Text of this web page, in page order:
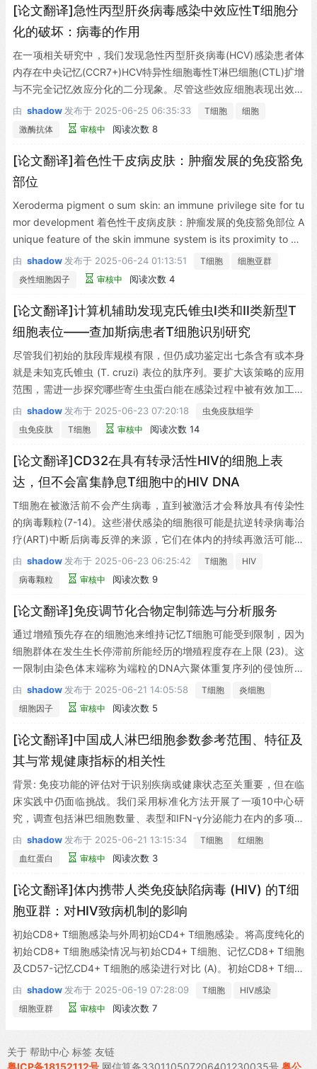
注意的是，雌性小鼠循环血脂水平低于雄性，这与动脉粥样硬化斑
块形成减少相关。这些系统性效应在脂肪细胞特异性Casr缺失后被
消除。
[论文翻译]急性丙型肝炎病毒感染中效应性T细胞分
化的破坏：病毒的作用
在一项相关研究中，我们发现急性丙型肝炎病毒(HCV)感染患者体
内存在中央记忆(CCR7+)HCV特异性细胞毒性T淋巴细胞(CTL)扩增
与不完全记忆效应分化的二分现象。尽管这些效应细胞表现出效应
记忆细胞(CCR7-；半效应细胞)的组织归巢表型，却无法立即执行
功能。然而由于它们在接触IL-2后能迅速分化为完全效应细胞，我
量
由 shadow 发布于 2025-06-25 06:35:33 T细胞
细胞
激酶抗体
审核中 阅读次数 8
[论文翻译]着色性干皮病皮肤：肿瘤发展的免疫豁免
部位
Xeroderma pigment o sum skin: an immune privilege site for tu
mor development 着色性干皮病皮肤：肿瘤发展的免疫豁免部位 A
unique feature of the skin immune system is its proximity to cel
ls continuously exposed to sun rays, as it is located in the inter
face between the body and ...
由 shadow 发布于 2025-06-24 01:13:51 T细胞
细胞亚群
炎性细胞因子
审核中 阅读次数 4
[论文翻译]计算机辅助发现克氏锥虫I类和II类新型T
细胞表位——查加斯病患者T细胞识别研究
尽管我们初始的肽段库规模有限，但仍成功鉴定出七条含有或本身
就是未知克氏锥虫 (T. cruzi) 表位的肽序列。要扩大该策略的应用
范围，需进一步探究哪些寄生虫蛋白能在感染过程中被有效加工并
呈递。此外，还需评估这些生成的肽段是否具有非典型长度和/或H
LA分子锚定特性 [正如其他原虫感染细胞中所证实的情况 (70) ]，
献。我们目前正在探索克氏锥虫免疫肽组学，以期基于更广泛的信
息筛选出可应用本研究的蛋白质靶点。作为概念验证，本研究证实
该开发流程能成功识别慢性感染患者T细胞所识别的克氏锥虫I类和I
I类表位。
由 shadow 发布于 2025-06-23 07:20:18
虫免疫肽组学
虫免疫肽
T细胞 审核中 阅读次数 14
[论文翻译]CD32在具有转录活性HIV的细胞上表
达，但不会富集静息T细胞中的HIV DNA
T细胞在被激活前不会产生病毒，直到被激活才会释放具有传染性
的病毒颗粒(7-14)。这些潜伏感染的细胞很可能是抗逆转录病毒治
疗(ART)中断后病毒反弹的来源，它们在体内的持续再激活可能导
致持续的免疫激活、炎症反应以及器官损伤——这些病理过程甚至
在抑制性ART治疗期间仍持续存在(15-23)。
由 shadow 发布于 2025-06-23 06:25:42 T细胞
HIV
病毒颗粒
审核中 阅读次数 9
[论文翻译]免疫调节化合物定制筛选与分析服务
通过增殖预先存在的细胞池来维持记忆T细胞可能受到限制，因为
细胞群体在发生生长停滞前所能经历的增殖程度存在上限 (23)。这
一限制由染色体末端称为端粒的DNA六聚体重复序列的侵蚀所决
定，这些端粒会随着每次复制周期而丢失 (23)。在缺乏补偿因素的
情况下，每轮增殖后端粒会缩短约50-100个碱基，直至达到临界
这会募集参与DNA修复的蛋白质复合物，通常称为DNA损伤应答
(DDR) (23, 25, 26)。如果细胞能够上调端粒酶活性（该酶可将端
粒重新添加到染色体末端），则可延缓端粒依赖性衰老的发生 (2
4)。当端粒或非端粒DNA通过不依赖端粒缩短的其他方式受损时
（端粒非依赖性衰老），也会发生细胞衰老 (23)。这包括活性氧、
电离辐射、染色质扰动以及p53和应激通路激活造成的损伤 (23)。
在大多数情况下，会诱导与端粒侵蚀触发的几乎相同的DDR，除非
DNA能被修复，否则细胞将经历生长停滞。衰老相关的DNA损伤灶
色复合物中的分子（如组蛋白γH2AX）来识别 (27)。当人类CD4+
T细胞从初始表型逐渐分化为效应记忆 (EM) 表型时，它们会丧失上
CD27−CD45RA+ (EMRA) T细胞的端粒长度和端粒酶活性此前尚
未被研究过。
由 shadow 发布于 2025-06-21 14:05:58 T细胞
炎细胞
细胞因子
审核中 阅读次数 5
[论文翻译]中国成人淋巴细胞参数参考范围、特征及
其与常规健康指标的相关性
背景: 免疫功能的评估对于识别疾病或健康状态至关重要，但在临
床实践中仍面临挑战。我们采用标准化方法开展了一项10中心研
究，调查包括淋巴细胞数量、表型和IFN-γ分泌能力在内的多项参
数，以及常规实验室指标。
由 shadow 发布于 2025-06-21 13:15:34 T细胞
红细胞
血红蛋白
审核中 阅读次数 3
[论文翻译]体内携带人类免疫缺陷病毒 (HIV) 的T细
胞亚群：对HIV致病机制的影响
初始CD8+ T细胞感染与外周初始CD4+ T细胞感染。将高度纯化的
初始CD8+ T细胞感染情况与初始CD4+ T细胞、记忆CD8+ T细胞
及CD57-记忆CD4+ T细胞的感染进行对比 (A)。初始CD8+ T细胞
携带HIV的概率显著低于其他所有研究亚群。初始CD8+ T细胞(白
色柱状图, B)与初始CD4+ T细胞(阴影柱状图, B)的感染比较表明，
列于x轴。
由 shadow 发布于 2025-06-19 07:28:09 T细胞
HIV感染
细胞亚群
审核中 阅读次数 7
关于 帮助中心 标签 友链
粤ICP备18152112号 网信算备330110507206401230035号 粤公